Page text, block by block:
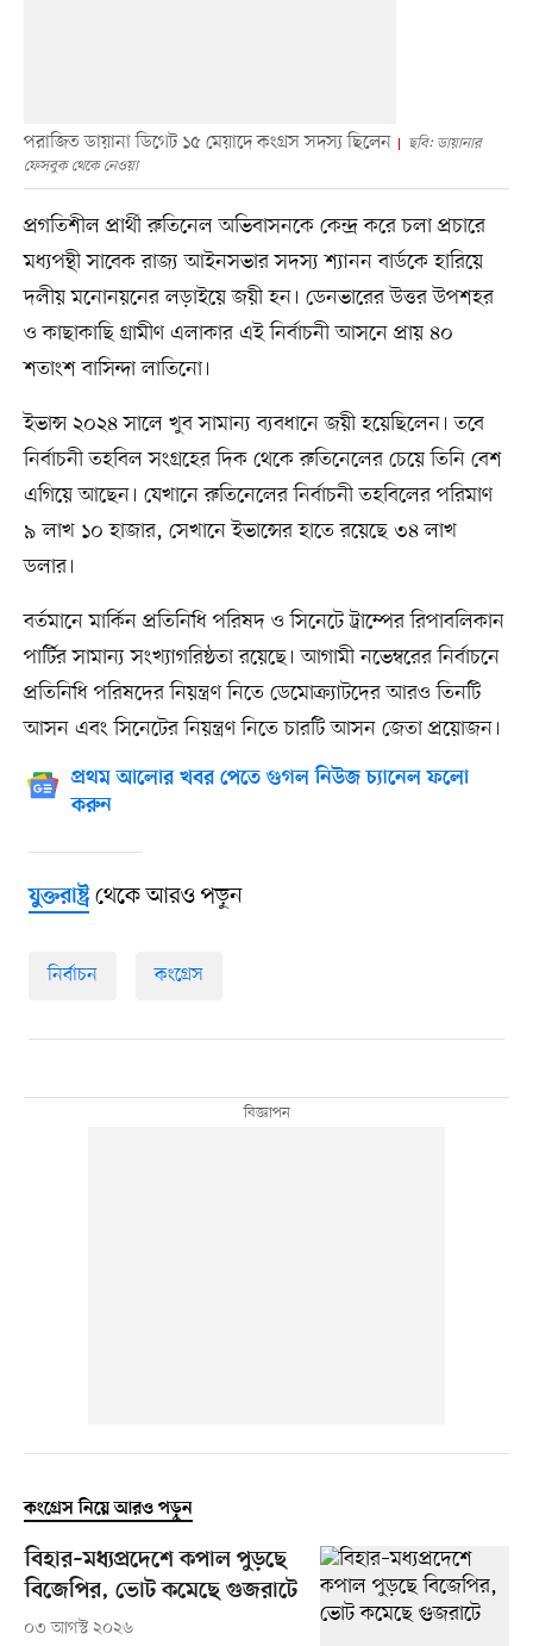
পরাজিত ডায়ানা ডিগেট ১৫ মেয়াদে কংগ্রস সদস্য ছিলেন
ছবি: ডায়ানার
ফেসবুক থেকে নেওয়া
প্রগতিশীল প্রার্থী রুতিনেল অভিবাসনকে কেন্দ্র করে চলা প্রচারে
মধ্যপন্থী সাবেক রাজ্য আইনসভার সদস্য শ্যানন বার্ডকে হারিয়ে
দলীয় মনোনয়নের লড়াইয়ে জয়ী হন। ডেনভারের উত্তর উপশহর
ও কাছাকাছি গ্রামীণ এলাকার এই নির্বাচনী আসনে প্রায় ৪০
শতাংশ বাসিন্দা লাতিনো।
ইভান্স ২০২৪ সালে খুব সামান্য ব্যবধানে জয়ী হয়েছিলেন। তবে
নির্বাচনী তহবিল সংগ্রহের দিক থেকে রুতিনেলের চেয়ে তিনি বেশ
এগিয়ে আছেন। যেখানে রুতিনেলের নির্বাচনী তহবিলের পরিমাণ
৯ লাখ ১০ হাজার, সেখানে ইভান্সের হাতে রয়েছে ৩৪ লাখ
ডলার।
বর্তমানে মার্কিন প্রতিনিধি পরিষদ ও সিনেটে ট্রাম্পের রিপাবলিকান
পার্টির সামান্য সংখ্যাগরিষ্ঠতা রয়েছে। আগামী নভেম্বরের নির্বাচনে
প্রতিনিধি পরিষদের নিয়ন্ত্রণ নিতে ডেমোক্র্যাটদের আরও তিনটি
আসন এবং সিনেটের নিয়ন্ত্রণ নিতে চারটি আসন জেতা প্রয়োজন।
প্রথম আলোর খবর পেতে গুগল নিউজ চ্যানেল ফলো
করুন
যুক্তরাষ্ট্রথেকে আরও পড়ুন
নির্বাচন কংগ্রেস
কংগ্রেস নিয়ে আরও পড়ুন
বিহার–মধ্যপ্রদেশে কপাল পুড়ছে
বিজেপির, ভোট কমেছে গুজরাটে
০৩ আগস্ট ২০২৬